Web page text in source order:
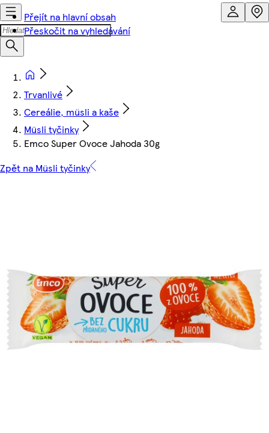
Přejít na hlavní obsah
Přeskočit na vyhledávání
Trvanlivé
Cereálie, müsli a kaše
Müsli tyčinky
Emco Super Ovoce Jahoda 30g
Zpět na Müsli tyčinky